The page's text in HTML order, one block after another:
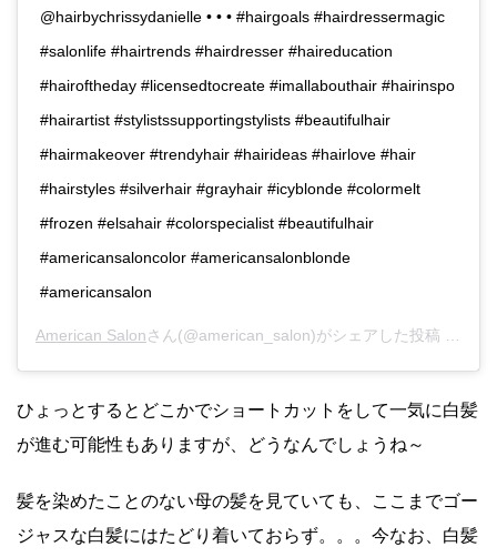
@hairbychrissydanielle • • • #hairgoals #hairdressermagic
#salonlife #hairtrends #hairdresser #haireducation
#hairoftheday #licensedtocreate #imallabouthair #hairinspo
#hairartist #stylistssupportingstylists #beautifulhair
#hairmakeover #trendyhair #hairideas #hairlove #hair
#hairstyles #silverhair #grayhair #icyblonde #colormelt
#frozen #elsahair #colorspecialist #beautifulhair
#americansaloncolor #americansalonblonde
#americansalon
American Salonさん(@american_salon)がシェアした投稿 - 2019
ひょっとするとどこかでショートカットをして一気に白髪
が進む可能性もありますが、どうなんでしょうね～
髪を染めたことのない母の髪を見ていても、ここまでゴー
ジャスな白髪にはたどり着いておらず。。。今なお、白髪